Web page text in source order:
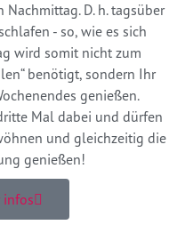
D. h. tagsüber
- so, wie es sich
wird somit nicht zum
benötigt, sondern Ihr
genießen.
Mal dabei und dürfen
und gleichzeitig die
genießen!
infos